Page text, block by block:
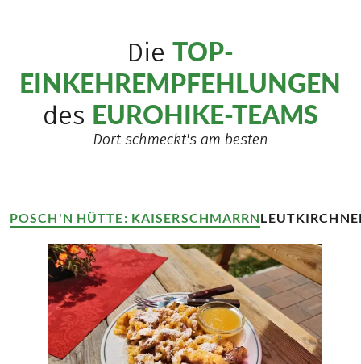
Die TOP-
EINKEHREMPFEHLUNGEN
des EUROHIKE-TEAMS
Dort schmeckt's am besten
POSCH'N HÜTTE: KAISERSCHMARRN